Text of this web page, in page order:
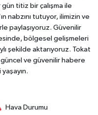
titiz bir çalışma ile
nabzını tutuyor, ilimizin ve
paylaşıyoruz. Güvenilir
bölgesel gelişmeleri
şekilde aktarıyoruz. Tokat
ve güvenilir habere
Hava Durumu